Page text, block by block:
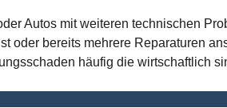
Autos mit weiteren technischen
oder bereits mehrere Reparaturen
häufig die wirtschaftlich